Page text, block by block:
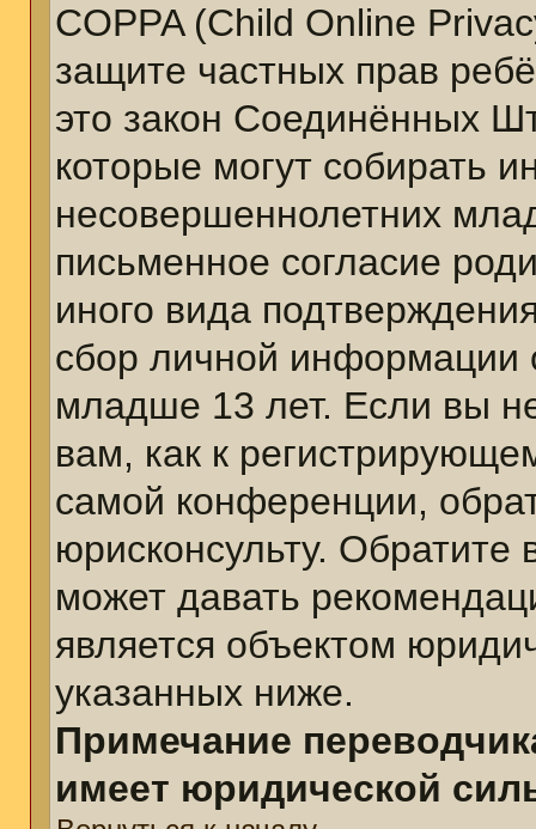
COPPA (Child Online
защите частных прав
это закон Соединённых
которые могут собирать
несовершеннолетних
письменное согласие
иного вида
сбор личной информации
младше 13 лет. Если вы
вам, как к
самой конференции,
юрисконсульту.
может давать
является объектом
указанных ниже.
Примечание
имеет юридической